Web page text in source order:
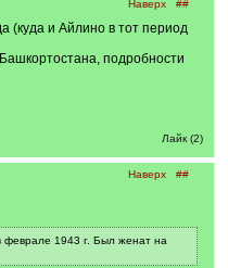
Наверх ##
(куда и Айлино в тот период
подробности
Лайк (2)
Наверх ##
феврале 1943 г. Был женат на